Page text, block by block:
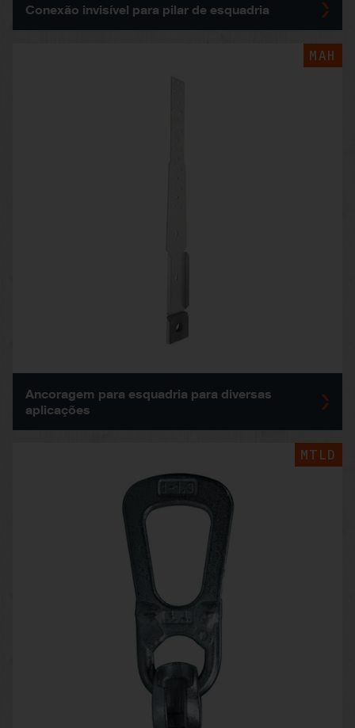
Conexão invisível para pilar de esquadria
MAH
Ancoragem para esquadria para diversas
aplicações
MTLD